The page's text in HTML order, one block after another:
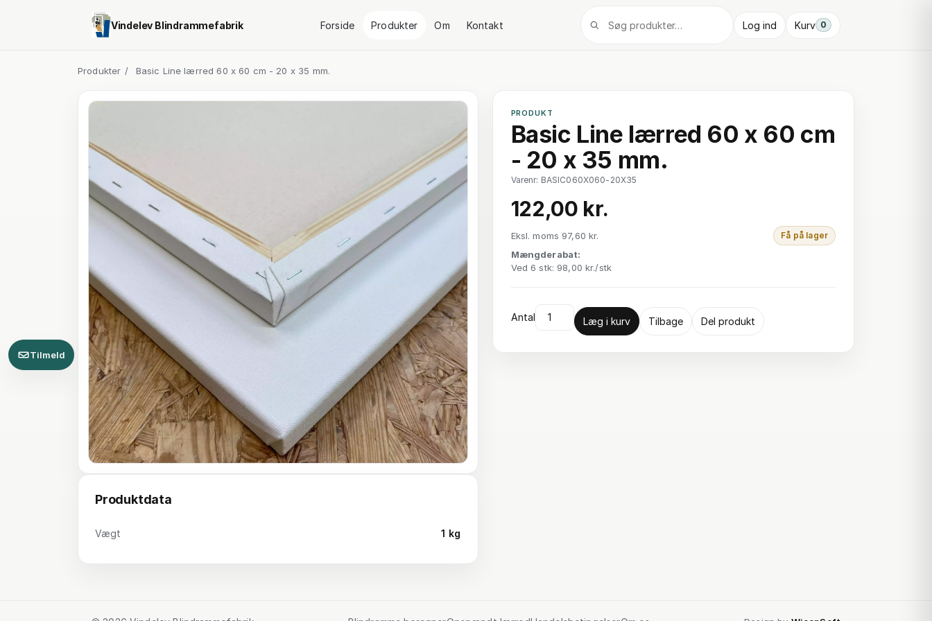
Vindelev Blindrammefabrik Forside Produkter Om Kontakt Log ind Kurv 0
Produkter / Basic Line lærred 60 x 60 cm - 20 x 35 mm.
Produktdata
Vægt 1 kg
PRODUKT
Basic Line lærred 60 x 60 cm
- 20 x 35 mm.
Varenr: BASIC060X060-20X35
122,00 kr.
Eksl. moms 97,60 kr. Få på lager
Mængderabat:
Ved 6 stk: 98,00 kr./stk
Antal Læg i kurv Tilbage Del produkt
Tilmeld